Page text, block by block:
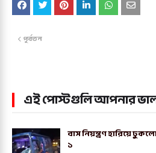
পূর্বতন
এই পোস্টগুলি আপনার ভাল
বাস নিয়ন্ত্রণ হারিয়ে
১